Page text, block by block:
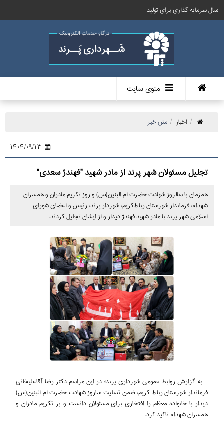
سال سرمایه گذاری برای تولید
درگاهِ خدماتِ الکترونیک
شَــهرداری پَــرند
منوی سایت
اخبار متن خبر
تجلیل مسئولان شهر پرند از مادر شهید "فهندژ سعدی"
همزمان با سالروز شهادت حضرت ام البنین(س) و روز تکریم مادران و همسران
شهداء، فرماندار شهرستان رباط‌کریم، شهردار پرند، رئیس و اعضای شورای
اسلامی شهر پرند با مادر شهید فهندژ دیدار و از ایشان تجلیل کردند.
به گزارش روابط عمومی شهرداری پرند؛ در این مراسم دکتر رضا آقاعلیخانی
فرماندار شهرستان رباط کریم، ضمن تسلیت ساروز شهادت حضرت ام البنین(س)
دیدار با خانواده معظم را افتخاری برای مسئولان دانست و بر تکریم مادران و
همسران شهداء تاکید کرد.